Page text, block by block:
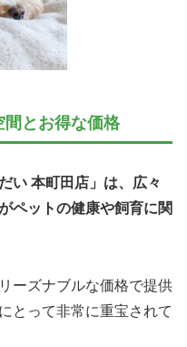
とお得な価格
い 本町田店」は、広々
ペットの健康や飼育に関
ーズナブルな価格で提供
とって非常に重宝されて